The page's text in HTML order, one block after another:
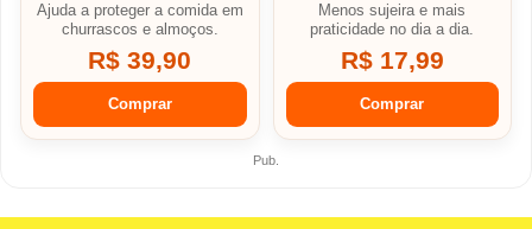
Ajuda a proteger a comida em
churrascos e almoços.
R$ 39,90
Comprar
Menos sujeira e mais
praticidade no dia a dia.
R$ 17,99
Comprar
Pub.